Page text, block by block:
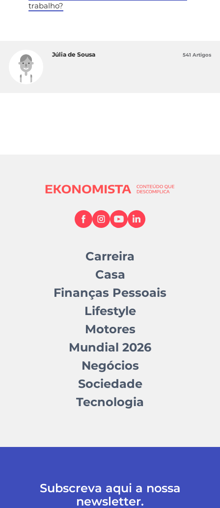
trabalho?
Júlia de Sousa 541 Artigos
Carreira
Casa
Finanças Pessoais
Lifestyle
Motores
Mundial 2026
Negócios
Sociedade
Tecnologia
Subscreva aqui a nossa
newsletter.